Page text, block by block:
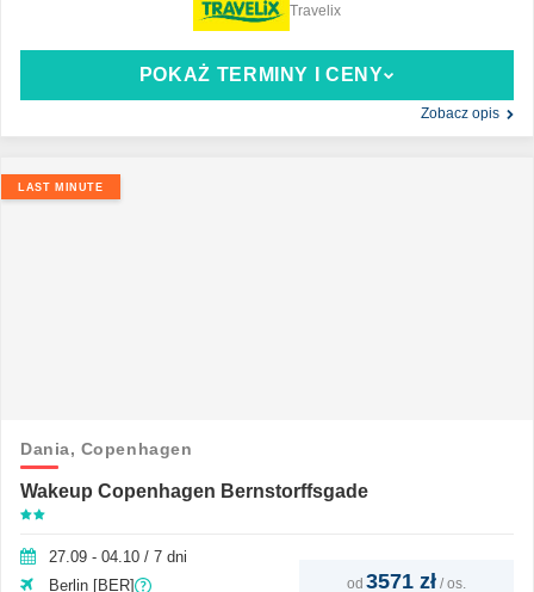
POKAŻ TERMINY I CENY
Zobacz opis
Travelix
LAST MINUTE
Dania, Copenhagen
Wakeup Copenhagen Bernstorffsgade
27.09 - 04.10 / 7 dni
Berlin [BER]
od 3571 zł / os.